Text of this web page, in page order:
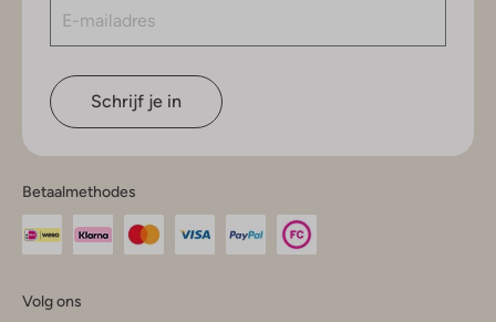
Schrijf je in
Betaalmethodes
Volg ons